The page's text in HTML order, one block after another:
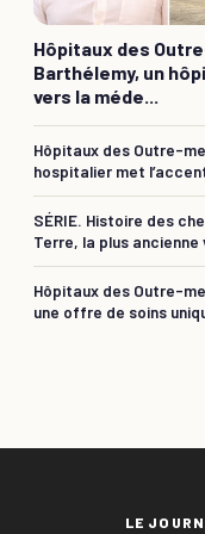
Hôpitaux des
Barthélemy, un
vers la méde...
Hôpitaux des Outre-
hospitalier met
SÉRIE. Histoire des
Terre, la plus ancienne
Hôpitaux des Outre-
une offre de soins
LE